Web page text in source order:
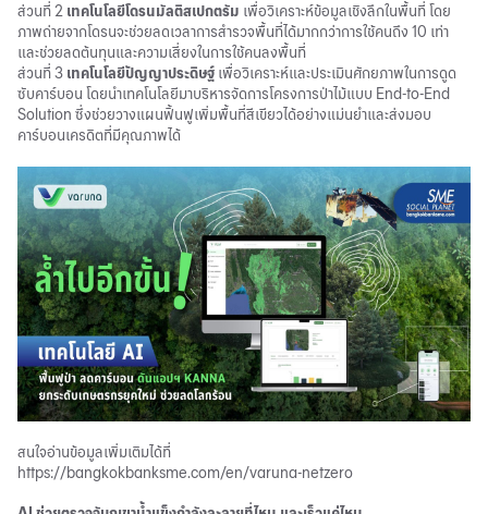
ส่วนที่ 2 เทคโนโลยีโดรนมัลติสเปกตรัม เพื่อวิเคราะห์ข้อมูลเชิงลึกในพื้นที่ โดย
ภาพถ่ายจากโดรนจะช่วยลดเวลาการสำรวจพื้นที่ได้มากกว่าการใช้คนถึง 10 เท่า
และช่วยลดต้นทุนและความเสี่ยงในการใช้คนลงพื้นที่
ส่วนที่ 3 เทคโนโลยีปัญญาประดิษฐ์ เพื่อวิเคราะห์และประเมินศักยภาพในการดูด
ซับคาร์บอน โดยนำเทคโนโลยีมาบริหารจัดการโครงการป่าไม้แบบ End-to-End
Solution ซึ่งช่วยวางแผนฟื้นฟูเพิ่มพื้นที่สีเขียวได้อย่างแม่นยำและส่งมอบ
คาร์บอนเครดิตที่มีคุณภาพได้
สนใจอ่านข้อมูลเพิ่มเติมได้ที่
https://bangkokbanksme.com/en/varuna-netzero